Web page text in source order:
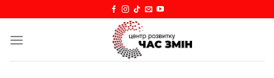
content